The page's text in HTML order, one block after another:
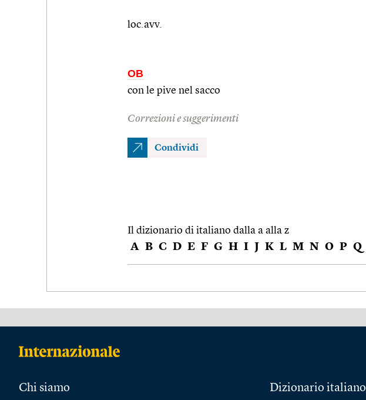
loc.avv.
OB
con le pive nel sacco
Correzioni e suggerimenti
Condividi
Il dizionario di italiano dalla a alla z
A B C D E F G H I J K L M N O P Q
Chi siamo Dizionario italiano